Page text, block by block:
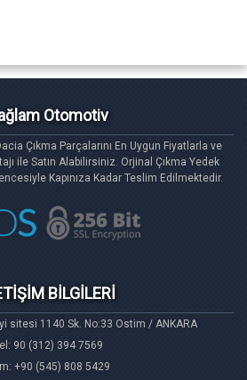
Otomotiv
Çıkma Parçalarını En Uygun Fiyatlarla ve
ile Satın Alabilirsiniz. Orjinal Çıkma Yedek
Kapınıza Kadar Teslim Edilmektedir.
BİLGİLERİ
sitesi 1140 Sk. No:33 Ostim / ANKARA
90 (312) 394 7569
+90 (545) 808 5429